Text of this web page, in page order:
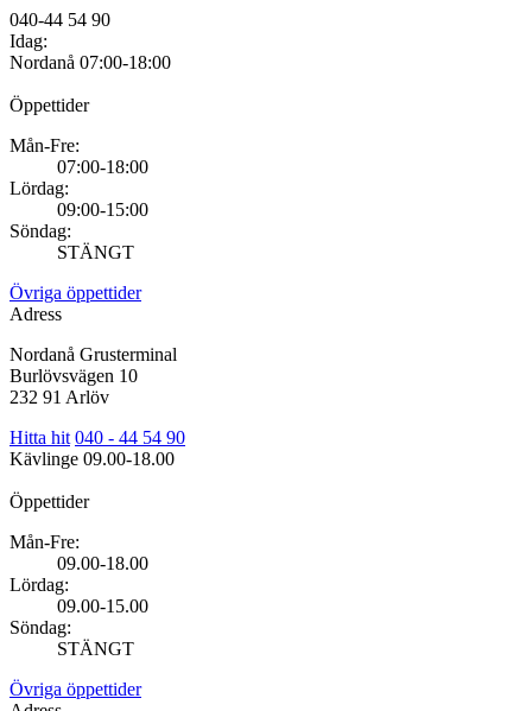
040-44 54 90
Idag:
Nordanå 07:00-18:00
Öppettider
Mån-Fre:
07:00-18:00
Lördag:
09:00-15:00
Söndag:
STÄNGT
Övriga öppettider
Adress
Nordanå Grusterminal
Burlövsvägen 10
232 91 Arlöv
Hitta hit 040 - 44 54 90
Kävlinge 09.00-18.00
Öppettider
Mån-Fre:
09.00-18.00
Lördag:
09.00-15.00
Söndag:
STÄNGT
Övriga öppettider